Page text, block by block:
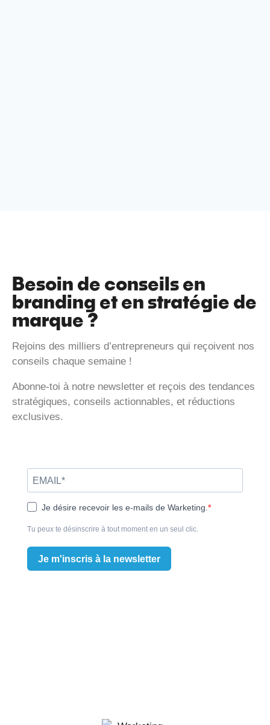
Besoin de conseils en
branding et en stratégie de
marque ?
Rejoins des milliers d’entrepreneurs qui reçoivent nos
conseils chaque semaine !
Abonne-toi à notre newsletter et reçois des tendances
stratégiques, conseils actionnables, et réductions
exclusives.
Je désire recevoir les e-mails de Warketing.
Tu peux te désinscrire à tout moment en un seul clic.
Je m'inscris à la newsletter